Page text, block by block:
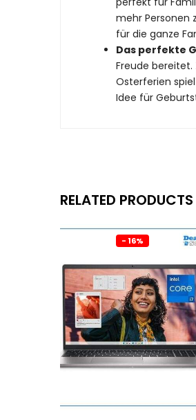
mehr Personen
für die ganze
Das perfekte
Freude
Osterferien
Idee für
RELATED PRODUCTS
- 16%